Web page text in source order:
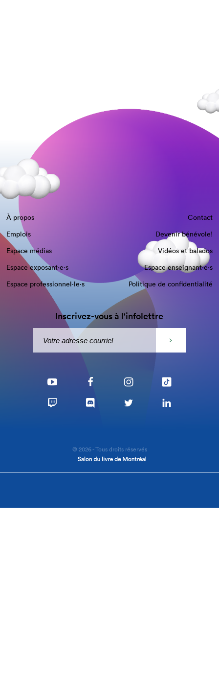
À propos
Contact
Emplois
Devenir bénévole!
Espace médias
Vidéos et balados
Espace exposant·e⋅s
Espace enseignant·e⋅s
Espace professionnel·le⋅s
Politique de confidentialité
Inscrivez-vous à l'infolettre
© 2026 - Tous droits réservés